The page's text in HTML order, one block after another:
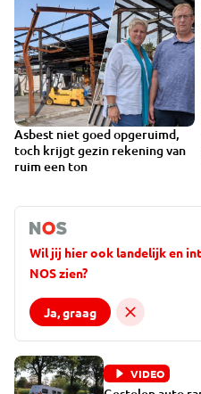
Asbest niet goed opgeruimd,
toch krijgt gezin rekening van
ruim een ton
Wil jij hier ook landelijk en
NOS zien?
Ja, graag
VIDEO